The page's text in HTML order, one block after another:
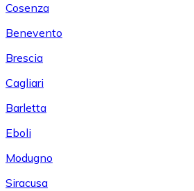
Cosenza
Benevento
Brescia
Cagliari
Barletta
Eboli
Modugno
Siracusa